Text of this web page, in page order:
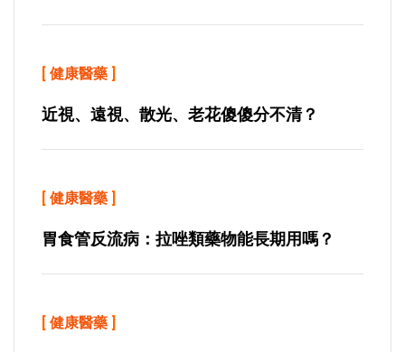
[ 健康醫藥 ]
近視、遠視、散光、老花傻傻分不清？
[ 健康醫藥 ]
胃食管反流病：拉唑類藥物能長期用嗎？
[ 健康醫藥 ]